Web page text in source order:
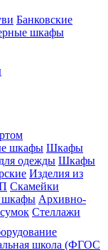
Банковские
шкафы
шкафы Шкафы
одежды Шкафы
Изделия из
Скамейки
шкафы Архивно-
Стеллажи
школа (ФГОС